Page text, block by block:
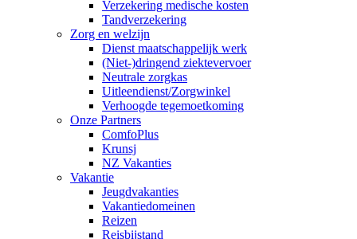
Verzekering medische kosten
Tandverzekering
Zorg en welzijn
Dienst maatschappelijk werk
(Niet-)dringend ziektevervoer
Neutrale zorgkas
Uitleendienst/Zorgwinkel
Verhoogde tegemoetkoming
Onze Partners
ComfoPlus
Krunsj
NZ Vakanties
Vakantie
Jeugdvakanties
Vakantiedomeinen
Reizen
Reisbijstand